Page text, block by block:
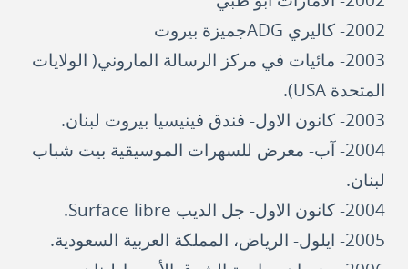
2002- كاليري ADGجميزة بيروت
2003- مائيات في مركز الرسالة الماروني( الولايات
المتحدة USA).
2003- كانون الاول- فندق فينيسيا بيروت لبنان.
2004- آب- معرض للسهرات الموسيقية بيت شباب
لبنان.
2004- كانون الاول- جل الديب Surface libre.
2005- ايلول- الرياض، المملكة العربية السعودية.